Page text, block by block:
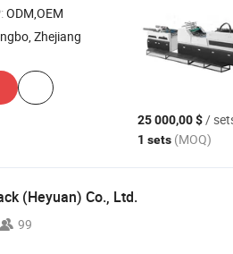
ODM,OEM
Zhejiang
25 000,00 $/
1 sets (MOQ)
(Heyuan) Co., Ltd.
99